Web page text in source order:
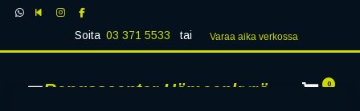
Soita 03 371 5533 tai Varaa aika verk​​​​ossa
Rengascenter Hämeenkyrö 0